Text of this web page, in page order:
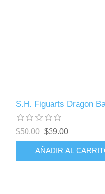
S.H. Figuarts Dragon
$50.00 $39.00
AÑADIR AL